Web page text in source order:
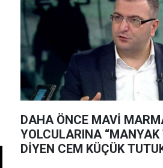
DAHA ÖNCE MAVİ
YOLCULARINA “MANYAK
DİYEN CEM KÜÇÜK